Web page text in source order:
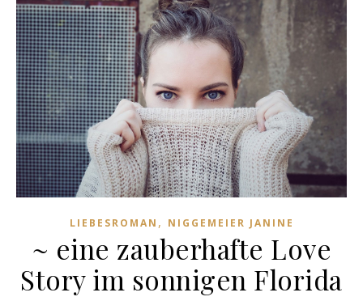
LIEBESROMAN , NIGGEMEIER JANINE
~ eine zauberhafte Love
Story im sonnigen Florida